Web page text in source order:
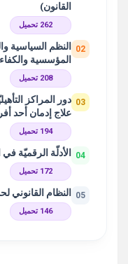
القانون)
262 تحميل
02
النظم السياسية
المؤسسية
208 تحميل
03 دور المراكز
علاج إدمان أحد
194 تحميل
04 الأدلّة الرقميّة في
172 تحميل
05 النظام القانوني
146 تحميل